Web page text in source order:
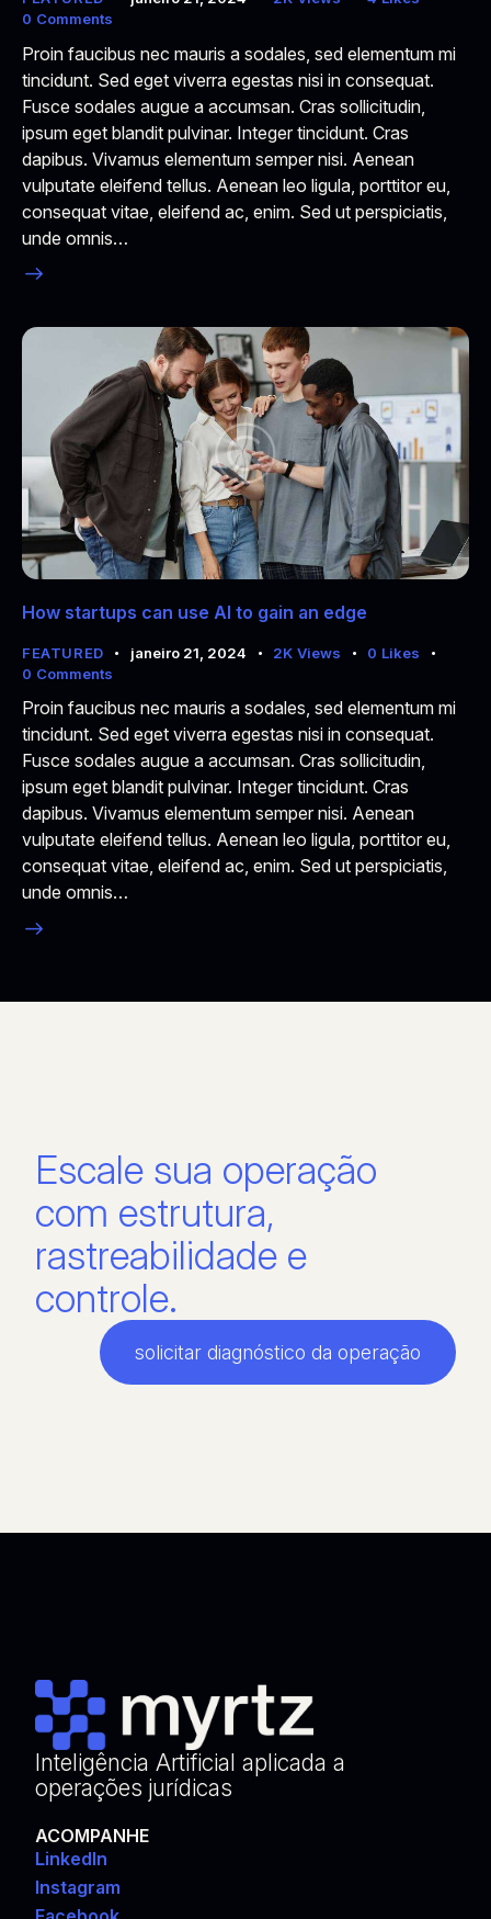
0 Comments
Proin faucibus nec mauris a sodales, sed elementum mi
tincidunt. Sed eget viverra egestas nisi in consequat.
Fusce sodales augue a accumsan. Cras sollicitudin,
ipsum eget blandit pulvinar. Integer tincidunt. Cras
dapibus. Vivamus elementum semper nisi. Aenean
vulputate eleifend tellus. Aenean leo ligula, porttitor eu,
consequat vitae, eleifend ac, enim. Sed ut perspiciatis,
unde omnis…
How startups can use AI to gain an edge
FEATURED janeiro 21, 2024 2K Views 0 Likes
0 Comments
Proin faucibus nec mauris a sodales, sed elementum mi
tincidunt. Sed eget viverra egestas nisi in consequat.
Fusce sodales augue a accumsan. Cras sollicitudin,
ipsum eget blandit pulvinar. Integer tincidunt. Cras
dapibus. Vivamus elementum semper nisi. Aenean
vulputate eleifend tellus. Aenean leo ligula, porttitor eu,
consequat vitae, eleifend ac, enim. Sed ut perspiciatis,
unde omnis…
Escale sua operação
com estrutura,
rastreabilidade e
controle.
solicitar diagnóstico da operação
Inteligência Artificial aplicada a
operações jurídicas
ACOMPANHE
LinkedIn
Instagram